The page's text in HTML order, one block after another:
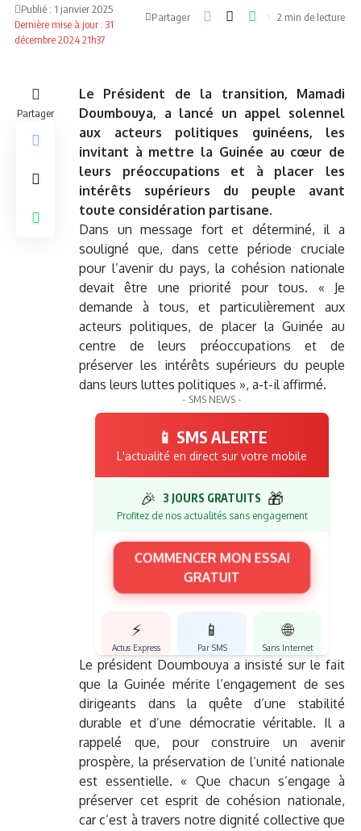
Dernière mise à jour : 31
décembre 2024 21h37
Publié : 1 janvier 2025
Partager 2 min de lecture
Partager
Le Président de la transition, Mamadi
Doumbouya, a lancé un appel solennel
aux acteurs politiques guinéens, les
invitant à mettre la Guinée au cœur de
leurs préoccupations et à placer les
intérêts supérieurs du peuple avant
toute considération partisane.
Dans un message fort et déterminé, il a
souligné que, dans cette période cruciale
pour l’avenir du pays, la cohésion nationale
devait être une priorité pour tous. « Je
demande à tous, et particulièrement aux
acteurs politiques, de placer la Guinée au
centre de leurs préoccupations et de
préserver les intérêts supérieurs du peuple
dans leurs luttes politiques », a-t-il affirmé.
- SMS NEWS -
📱 SMS ALERTE
L'actualité en direct sur votre mobile
🎉 3 JOURS GRATUITS 🎁
Profitez de nos actualités sans engagement
COMMENCER MON ESSAI
GRATUIT
⚡
Actus Express
📱
Par SMS
🌐
Sans Internet
Le président Doumbouya a insisté sur le fait
que la Guinée mérite l’engagement de ses
dirigeants dans la quête d’une stabilité
durable et d’une démocratie véritable. Il a
rappelé que, pour construire un avenir
prospère, la préservation de l’unité nationale
est essentielle. « Que chacun s’engage à
préserver cet esprit de cohésion nationale,
car c’est à travers notre dignité collective que